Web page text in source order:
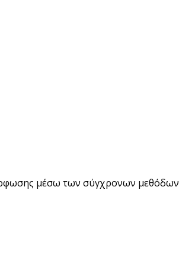
μέσω των σύγχρονων μεθόδων